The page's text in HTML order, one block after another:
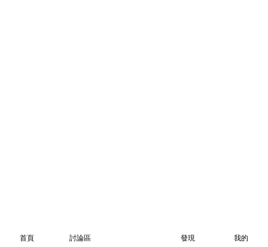
首頁 討論區 發現 我的